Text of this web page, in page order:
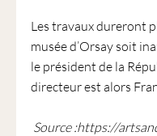
Les travaux dureront
musée d’Orsay soit
le président de la
directeur est alors
Source :https://